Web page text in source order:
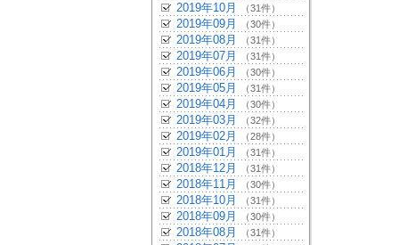
2019年10月 （31件）
2019年09月 （30件）
2019年08月 （31件）
2019年07月 （31件）
2019年06月 （30件）
2019年05月 （31件）
2019年04月 （30件）
2019年03月 （32件）
2019年02月 （28件）
2019年01月 （31件）
2018年12月 （31件）
2018年11月 （30件）
2018年10月 （31件）
2018年09月 （30件）
2018年08月 （31件）